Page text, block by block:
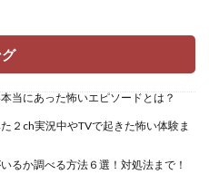
当にあった怖いエピソードとは？
２ch実況中やTVで起きた怖い体験ま
るか調べる方法６選！対処法まで！